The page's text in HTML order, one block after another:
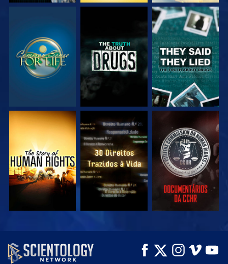
VEJA VEJA VEJA
VEJA VEJA VEJA
VEJA EXPLORE A SÉRIE